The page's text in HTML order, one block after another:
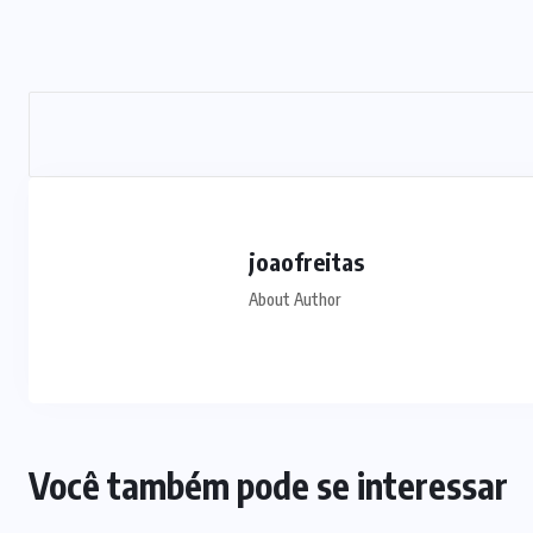
joaofreitas
About Author
Você também pode se interessar